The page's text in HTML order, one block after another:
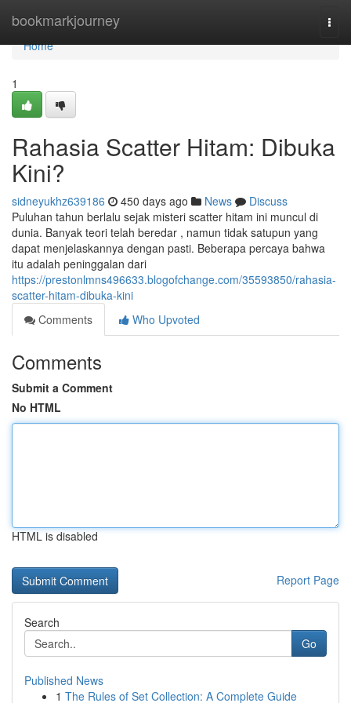
bookmarkjourney
Home
Home
1
Rahasia Scatter Hitam: Dibuka
Kini?
sidneyukhz639186 450 days ago News
Discuss
Puluhan tahun berlalu sejak misteri scatter hitam ini muncul di
dunia. Banyak teori telah beredar , namun tidak satupun yang
dapat menjelaskannya dengan pasti. Beberapa percaya bahwa
itu adalah peninggalan dari
https://prestonlmns496633.blogofchange.com/35593850/rahasia-
scatter-hitam-dibuka-kini
Comments
Who Upvoted
Comments
Submit a Comment
No HTML
HTML is disabled
Report Page
Search
Go
Published News
1 The Rules of Set Collection: A Complete Guide